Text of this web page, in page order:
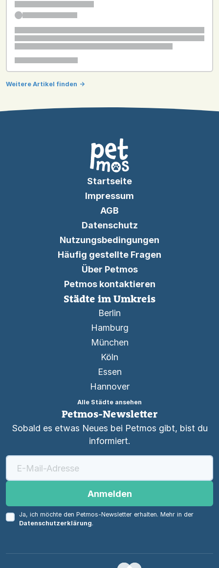
Weitere Artikel finden ->
Startseite
Impressum
AGB
Datenschutz
Nutzungsbedingungen
Häufig gestellte Fragen
Über Petmos
Petmos kontaktieren
Städte im Umkreis
Berlin
Hamburg
München
Köln
Essen
Hannover
Alle Städte ansehen
Petmos-Newsletter
Sobald es etwas Neues bei Petmos gibt, bist du
informiert.
Anmelden
Ja, ich möchte den Petmos-Newsletter erhalten. Mehr in der
Datenschutzerklärung.